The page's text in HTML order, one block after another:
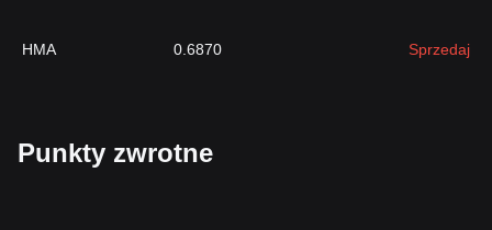
HMA 0.6870 Sprzedaj
Punkty zwrotne